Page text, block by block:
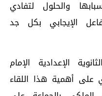
والحلول لتفادي
الإيجابي بكل جد
الإعدادية الإمام
على أهمية هذا اللقاء